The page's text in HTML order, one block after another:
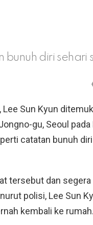
diri sehari
, Lee Sun Kyun
gu, Seoul pada
catatan bunuh
tersebut dan
polisi, Lee Sun
kembali ke rumah.